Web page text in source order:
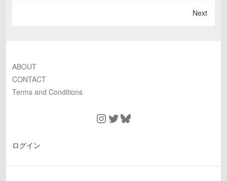
Next
ABOUT
CONTACT
Terms and Conditions
Instagram
TwitterBluesky
ログイン